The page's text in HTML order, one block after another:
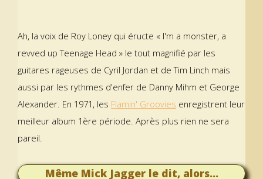
Ah, la voix de Roy Loney qui éructe « I'm a monster, a
revved up Teenage Head » le tout magnifié par les
guitares rageuses de Cyril Jordan et de Tim Linch mais
aussi par les rythmes d'enfer de Danny Mihm et George
Alexander. En 1971, les Flamin' Groovies enregistrent leur
meilleur album 1ère période. Après plus rien ne sera
pareil.
Même Mick Jagger le dit, alors...